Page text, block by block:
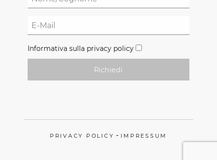
Informativa sulla privacy policy
Richiedi
PRIVACY POLICY - IMPRESSUM